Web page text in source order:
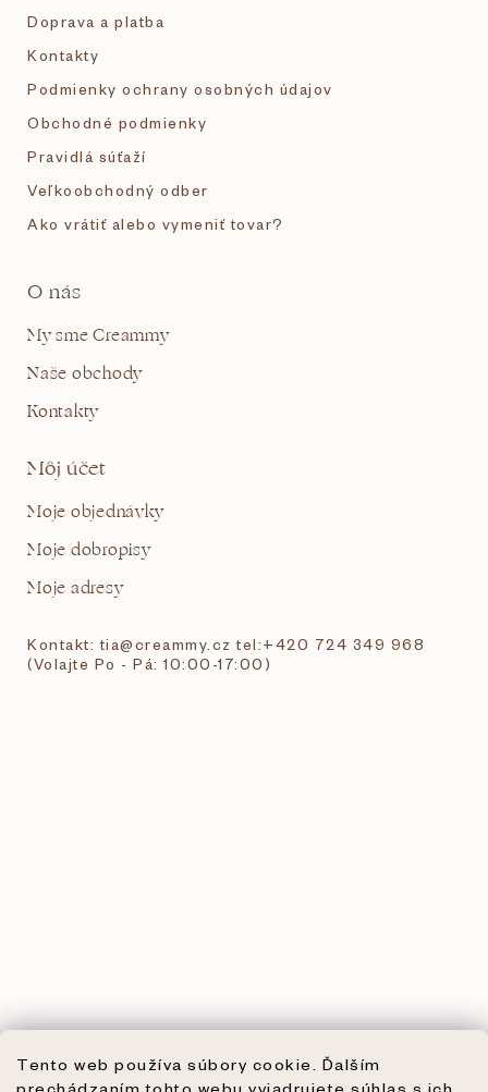
Tento web používa súbory cookie. Ďalším
prechádzaním tohto webu vyjadrujete súhlas s ich
Doprava a platba
Kontakty
Podmienky ochrany osobných údajov
Obchodné podmienky
Pravidlá súťaží
Veľkoobchodný odber
Ako vrátiť alebo vymeniť tovar?
O nás
My sme Creammy
Naše obchody
Kontakty
Môj účet
Moje objednávky
Moje dobropisy
Moje adresy
Kontakt: tia@creammy.cz tel:+420 724 349 968
(Volajte Po - Pá: 10:00-17:00)